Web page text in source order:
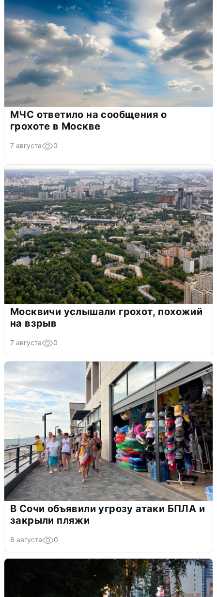
МЧС ответило на сообщения о
грохоте в Москве
7 августа 0
Москвичи услышали грохот, похожий
на взрыв
7 августа 0
В Сочи объявили угрозу атаки БПЛА и
закрыли пляжи
6 августа 0